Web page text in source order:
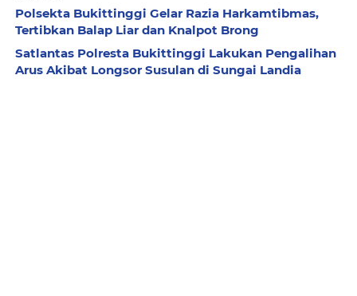
Polsekta Bukittinggi Gelar Razia Harkamtibmas,
Tertibkan Balap Liar dan Knalpot Brong
Satlantas Polresta Bukittinggi Lakukan Pengalihan
Arus Akibat Longsor Susulan di Sungai Landia